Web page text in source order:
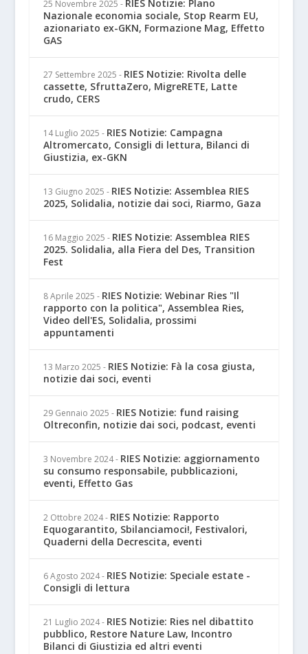
25 Novembre 2025 - RIES Notizie: PIano
Nazionale economia sociale, Stop Rearm EU,
azionariato ex-GKN, Formazione Mag, Effetto
GAS
27 Settembre 2025 - RIES Notizie: Rivolta delle
cassette, SfruttaZero, MigreRETE, Latte
crudo, CERS
14 Luglio 2025 - RIES Notizie: Campagna
Altromercato, Consigli di lettura, Bilanci di
Giustizia, ex-GKN
13 Giugno 2025 - RIES Notizie: Assemblea RIES
2025, Solidalia, notizie dai soci, Riarmo, Gaza
16 Maggio 2025 - RIES Notizie: Assemblea RIES
2025. Solidalia, alla Fiera del Des, Transition
Fest
8 Aprile 2025 - RIES Notizie: Webinar Ries "Il
rapporto con la politica", Assemblea Ries,
Video dell'ES, Solidalia, prossimi
appuntamenti
13 Marzo 2025 - RIES Notizie: Fà la cosa giusta,
notizie dai soci, eventi
29 Gennaio 2025 - RIES Notizie: fund raising
Oltreconfin, notizie dai soci, podcast, eventi
3 Novembre 2024 - RIES Notizie: aggiornamento
su consumo responsabile, pubblicazioni,
eventi, Effetto Gas
2 Ottobre 2024 - RIES Notizie: Rapporto
Equogarantito, Sbilanciamoci!, Festivalori,
Quaderni della Decrescita, eventi
6 Agosto 2024 - RIES Notizie: Speciale estate -
Consigli di lettura
21 Luglio 2024 - RIES Notizie: Ries nel dibattito
pubblico, Restore Nature Law, Incontro
Bilanci di Giustizia ed altri eventi